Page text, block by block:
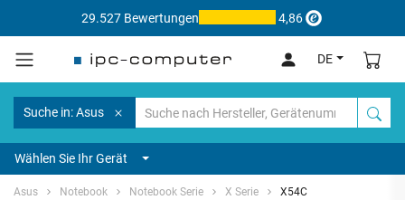
29.527 Bewertungen 4,86
DE
Suche in: Asus
Wählen Sie Ihr Gerät
Asus Notebook Notebook Serie X Serie X54C